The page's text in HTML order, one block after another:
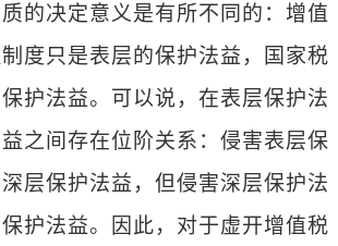
的决定意义是有所不同的：增值
度只是表层的保护法益，国家税
护法益。可以说，在表层保护法
之间存在位阶关系：侵害表层保
层保护法益，但侵害深层保护法
护法益。因此，对于虚开增值税